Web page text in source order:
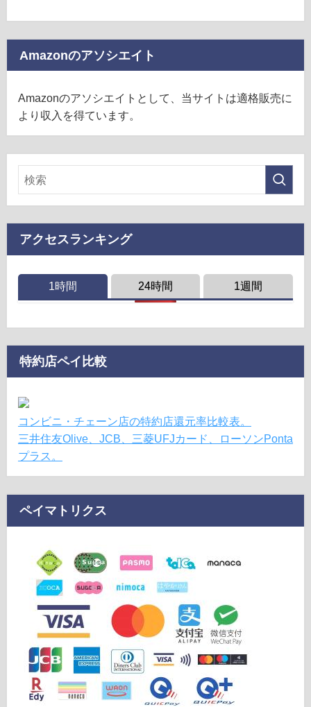
Amazonのアソシエイト
Amazonのアソシエイトとして、当サイトは適格販売に
より収入を得ています。
アクセスランキング
1時間 24時間 1週間
特約店ペイ比較
コンビニ・チェーン店の特約店還元率比較表。
三井住友Olive、JCB、三菱UFJカード、ローソンPonta
プラス。
ペイマトリクス